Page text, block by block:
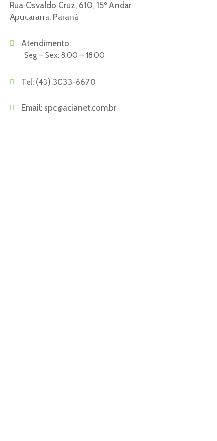
Rua Osvaldo Cruz, 610, 15º Andar
Apucarana, Paraná
Atendimento:
Seg – Sex: 8:00 – 18:00
Tel: (43) 3033-6670
Email: spc@acianet.com.br